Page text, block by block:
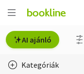
AI ajánló
Kategóriák